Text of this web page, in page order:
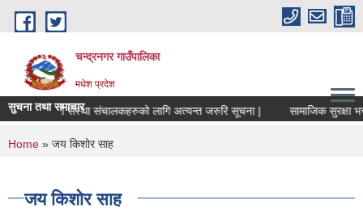
Skip to main content
चन्द्रनगर गाउँपालिका
मधेश प्रदेश
सुचना तथा समाचार
सहकारी संस्था संचालकहरुको लागि अत्यन्त जरुरि सूचना | सामाजिक सुरक्षा भत्ता
You are here
Home » जय किशोर साह
जय किशोर साह